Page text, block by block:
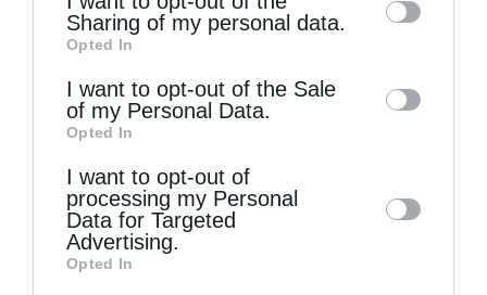
information by third parties on the IAB’s list
of downstream participants. This
information may also be disclosed by us to
third parties on theIAB’s List of
Downstream Participants
disclose it to other third parties.
Sharing of my personal data.
Opted In
I want to opt-out of the Sale
of my Personal Data.
Opted In
I want to opt-out of
processing my Personal
Data for Targeted
Advertising.
Opted In
Άγιος Παΐσιος ο Αγιορείτης: Ἐχε εμπιστοσύνη στο